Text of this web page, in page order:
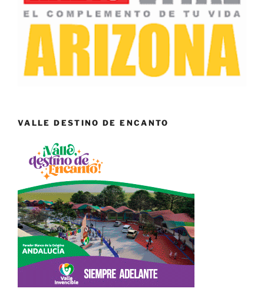
VALLE DESTINO DE ENCANTO